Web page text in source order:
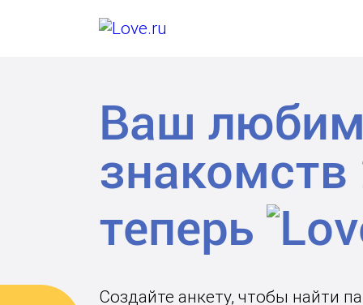
Ваш
знакомств
теперь
Создайте анкету, чтобы найти